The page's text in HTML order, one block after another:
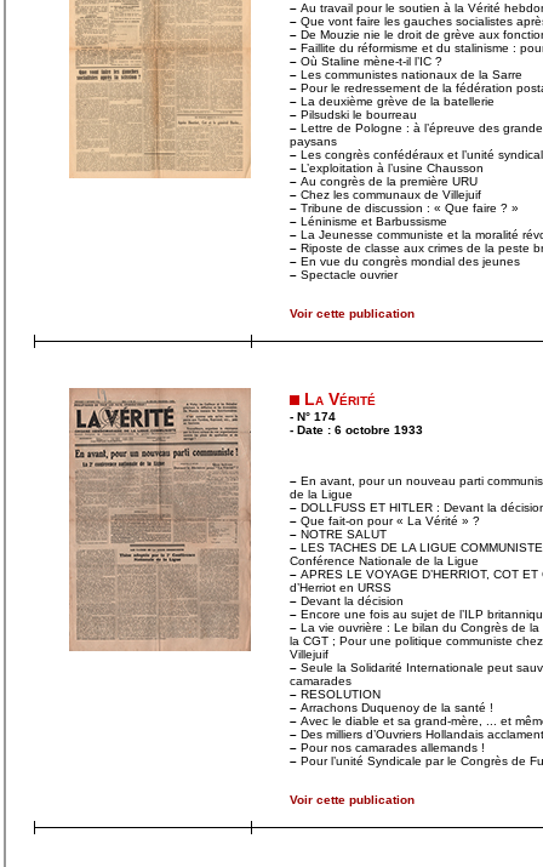
– Au travail pour le soutien à la Vérité
– Que vont faire les gauches socialistes
– De Mouzie nie le droit de grève aux
– Faillite du réformisme et du stalinisme :
– Où Staline mène-t-il l’IC ?
– Les communistes nationaux de la Sarre
– Pour le redressement de la fédération
– La deuxième grève de la batellerie
– Pilsudski le bourreau
– Lettre de Pologne : à l’épreuve des
paysans
– Les congrès confédéraux et l’unité
– L’exploitation à l’usine Chausson
– Au congrès de la première URU
– Chez les communaux de Villejuif
– Tribune de discussion : « Que faire ? »
– Léninisme et Barbussisme
– La Jeunesse communiste et la moralité
– Riposte de classe aux crimes de la peste
– En vue du congrès mondial des jeunes
– Spectacle ouvrier
Voir cette publication
La Vérité
- N° 174
- Date : 6 octobre 1933
– En avant, pour un nouveau parti
de la Ligue
– DOLLFUSS ET HITLER : Devant la
– Que fait-on pour « La Vérité » ?
– NOTRE SALUT
– LES TACHES DE LA LIGUE
Conférence Nationale de la Ligue
– APRES LE VOYAGE D’HERRIOT, COT
d’Herriot en URSS
– Devant la décision
– Encore une fois au sujet de l’ILP
– La vie ouvrière : Le bilan du Congrès de
la CGT ; Pour une politique communiste
Villejuif
– Seule la Solidarité Internationale peut
camarades
– RESOLUTION
– Arrachons Duquenoy de la santé !
– Avec le diable et sa grand-mère, ... et
– Des milliers d’Ouvriers Hollandais
– Pour nos camarades allemands !
– Pour l’unité Syndicale par le Congrès de
Voir cette publication